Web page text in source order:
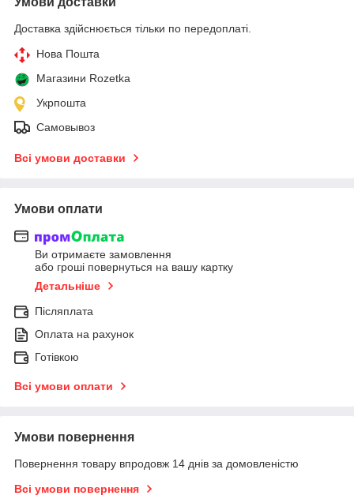
Доставка здійснюється тільки по передоплаті.
Нова Пошта
Магазини Rozetka
Укрпошта
Самовывоз
Всі умови доставки
Умови оплати
Ви отримаєте замовлення
або гроші повернуться на вашу картку
Детальніше
Післяплата
Оплата на рахунок
Готівкою
Всі умови оплати
Умови повернення
Повернення товару впродовж 14 днів за домовленістю
Всі умови повернення